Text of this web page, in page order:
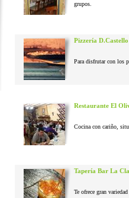
grupos.
Pizzería D.Castello
Para disfrutar con los
Restaurante El
Cocina con cariño,
Tapería Bar La
Te ofrece gran